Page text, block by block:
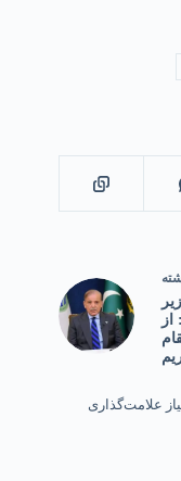
علامت‌گذاری